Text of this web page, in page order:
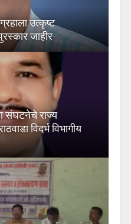
उत्कृष्ट
जाहीर
संघटनेचे राज्य
विदर्भ विभागीय